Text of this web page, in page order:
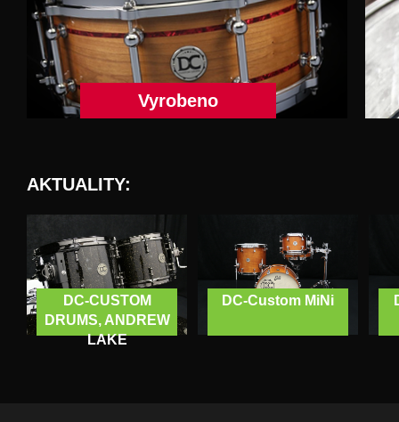
Vyrobeno
AKTUALITY:
DC-CUSTOM
DRUMS, ANDREW
LAKE
DC-Custom MiNi